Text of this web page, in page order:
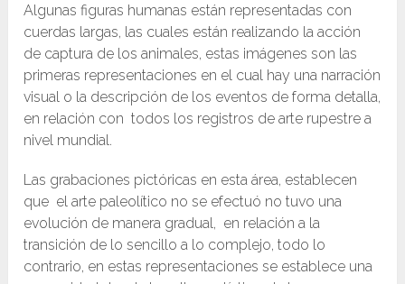
Algunas figuras humanas están representadas con
cuerdas largas, las cuales están realizando la acción
de captura de los animales, estas imágenes son las
primeras representaciones en el cual hay una narración
visual o la descripción de los eventos de forma detalla,
en relación con todos los registros de arte rupestre a
nivel mundial.
Las grabaciones pictóricas en esta área, establecen
que el arte paleolítico no se efectuó no tuvo una
evolución de manera gradual, en relación a la
transición de lo sencillo a lo complejo, todo lo
contrario, en estas representaciones se establece una